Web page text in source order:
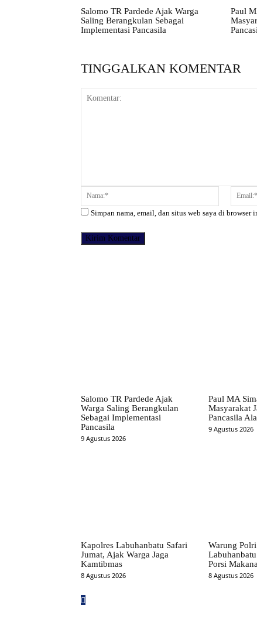
Salomo TR Pardede Ajak Warga
Saling Berangkulan Sebagai
Implementasi Pancasila
Paul
TINGGALKAN KOMENTAR
Komentar: Nama:*
Simpan nama, email, dan situs web saya di
Salomo TR Pardede Ajak
Warga Saling Berangkulan
Sebagai Implementasi
Pancasila
9 Agustus 2026
Paul MA
Masyarakat
Pancasila
9 Agustus 2026
Kapolres Labuhanbatu Safari
Jumat, Ajak Warga Jaga
Kamtibmas
8 Agustus 2026
Warung
Porsi
8 Agustus 2026